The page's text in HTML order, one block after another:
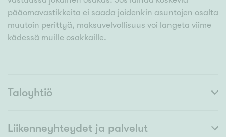
pääomavastikkeita ei saada joidenkin asuntojen osalta
muutoin perittyä, maksuvelvollisuus voi langeta viime
kädessä muille osakkaille.
Taloyhtiö
Liikenneyhteydet ja palvelut